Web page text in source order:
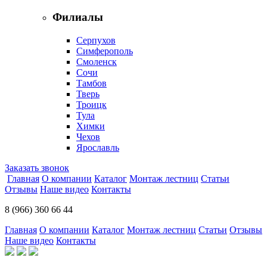
Филиалы
Серпухов
Симферополь
Смоленск
Сочи
Тамбов
Тверь
Троицк
Тула
Химки
Чехов
Ярославль
Заказать звонок
Главная О компании Каталог Монтаж лестниц Статьи
Отзывы Наше видео Контакты
8 (966) 360 66 44
Главная О компании Каталог Монтаж лестниц Статьи Отзывы
Наше видео Контакты